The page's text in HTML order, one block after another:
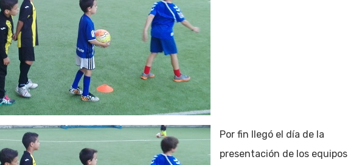
Por fin llegó el día de la
presentación de los equipos